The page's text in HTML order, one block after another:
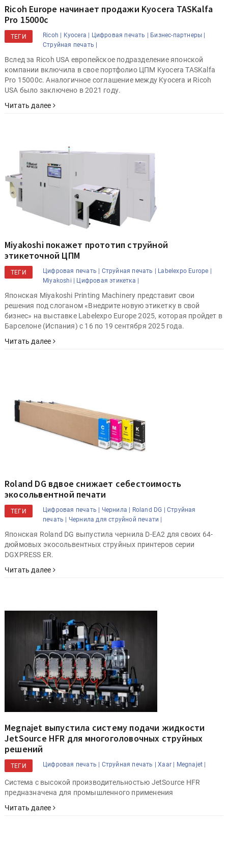
Ricoh Europe начинает продажи Kyocera TASKalfa
Pro 15000c
ТЕГИ Ricoh | Kyocera | Цифровая печать |
Бизнес-партнеры |
Струйная печать |
Вслед за Ricoh USA европейское подразделение японской
компании включила в свое портфолио ЦПМ Kyocera TASKalfa
Pro 15000c. Аналогичное соглашение между Kyocera и Ricoh
USA было заключено в 2021 году.
Читать далее
Miyakoshi покажет прототип струйной
этикеточной ЦПМ
ТЕГИ Цифровая печать | Струйная печать |
Labelexpo Europe |
Miyakoshi |
Цифровая этикетка |
Японская Miyakoshi Printing Machinery представит свои
решения под слоганом «Внедрите новую этикетку в свой
бизнес» на выставке Labelexpo Europe 2025, которая пройдет в
Барселоне (Испания) с 16 по 19 сентября 2025 года.
Читать далее
Roland DG вдвое снижает себестоимость
экосольвентной печати
ТЕГИ Цифровая печать | Чернила | Roland DG | Струйная
печать | Чернила для струйной печати |
Японская Roland DG выпустила чернила D-EA2 для своих 64-
дюймовых экосольвентных струйных принтеров серии
DGXPRESS ER.
Читать далее
Megnajet выпустила систему подачи жидкости
JetSource HFR для многоголовочных струйных
решений
ТЕГИ Цифровая печать | Струйная печать | Xaar | Megnajet |
Система с высокой производительностью JetSource HFR
предназначена для промышленного применения
Читать далее